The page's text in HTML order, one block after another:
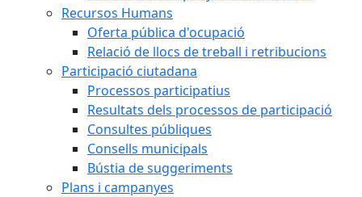
Recursos Humans
Oferta pública d'ocupació
Relació de llocs de treball i retribucions
Participació ciutadana
Processos participatius
Resultats dels processos de participació
Consultes públiques
Consells municipals
Bústia de suggeriments
Plans i campanyes